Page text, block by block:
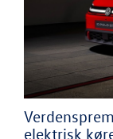
elektrisk